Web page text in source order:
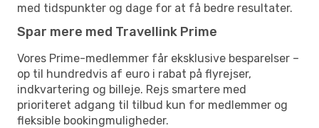
med tidspunkter og dage for at få bedre resultater.
Spar mere med Travellink Prime
Vores Prime-medlemmer får eksklusive besparelser –
op til hundredvis af euro i rabat på flyrejser,
indkvartering og billeje. Rejs smartere med
prioriteret adgang til tilbud kun for medlemmer og
fleksible bookingmuligheder.